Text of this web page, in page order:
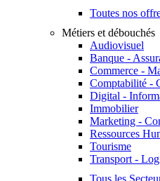
Toutes nos
Métiers et débouchés
Audiovisuel
Banque -
Commerce -
Comptabilité -
Digital -
Immobilier
Marketing -
Ressources
Tourisme
Transport -
Tous les